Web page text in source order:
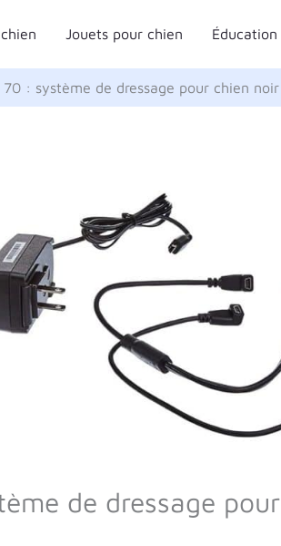
Jouets pour chien Éducation
70 : système de dressage pour chien noir
de dressage